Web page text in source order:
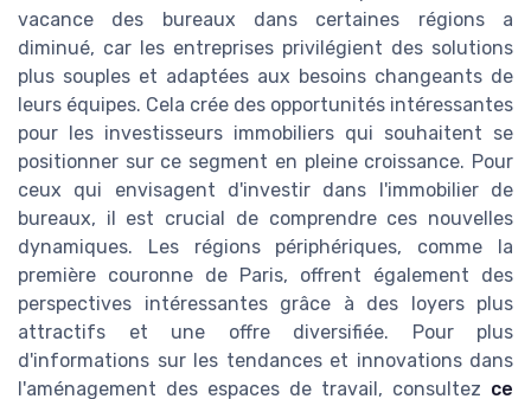
vacance des bureaux dans certaines régions a
diminué, car les entreprises privilégient des solutions
plus souples et adaptées aux besoins changeants de
leurs équipes. Cela crée des opportunités intéressantes
pour les investisseurs immobiliers qui souhaitent se
positionner sur ce segment en pleine croissance. Pour
ceux qui envisagent d'investir dans l'immobilier de
bureaux, il est crucial de comprendre ces nouvelles
dynamiques. Les régions périphériques, comme la
première couronne de Paris, offrent également des
perspectives intéressantes grâce à des loyers plus
attractifs et une offre diversifiée. Pour plus
d'informations sur les tendances et innovations dans
l'aménagement des espaces de travail, consultez ce